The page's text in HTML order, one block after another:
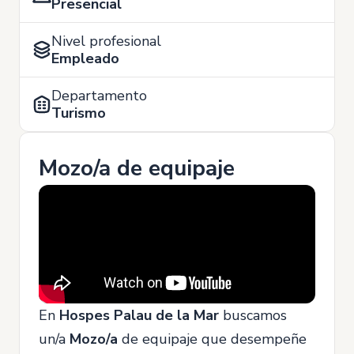
Presencial
Nivel profesional
Empleado
Departamento
Turismo
Mozo/a de equipaje
En Hospes Palau de la Mar buscamos
un/a Mozo/a de equipaje que desempeñe